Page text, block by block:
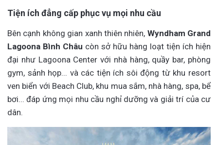
Tiện ích đẳng cấp phục vụ mọi nhu cầu
Bên cạnh không gian xanh thiên nhiên, Wyndham Grand
Lagoona Bình Châu còn sở hữu hàng loạt tiện ích hiện
đại như Lagoona Center với nhà hàng, quầy bar, phòng
gym, sảnh họp... và các tiện ích sôi động từ khu resort
ven biển với Beach Club, khu mua sắm, nhà hàng, spa, bể
bơi... đáp ứng mọi nhu cầu nghỉ dưỡng và giải trí của cư
dân.